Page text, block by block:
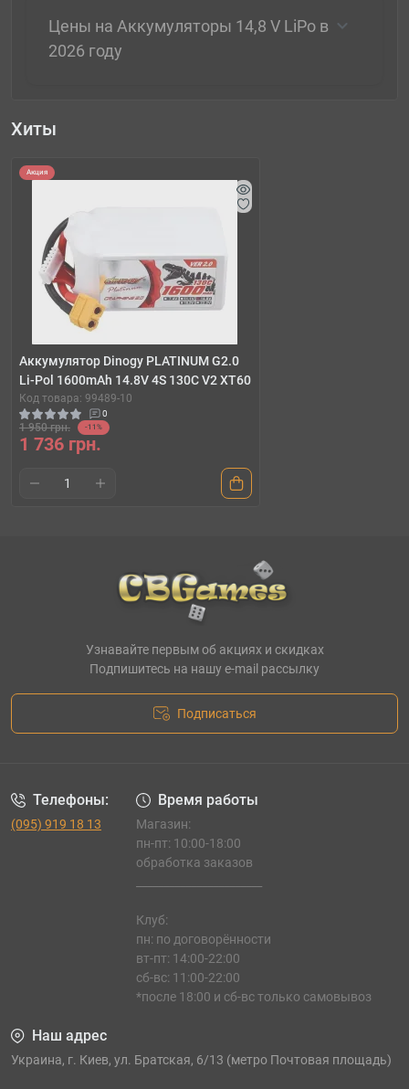
Цены на Аккумуляторы 14,8 V LiPo в
2026 году
Хиты
Акция
Аккумулятор Dinogy PLATINUM G2.0
Li-Pol 1600mAh 14.8V 4S 130C V2 XT60
Код товара: 99489-10
0
1 950 грн. -11%
1 736 грн.
Узнавайте первым об акциях и скидках
Подпишитесь на нашу e-mail рассылку
Подписаться
Телефоны:
(095) 919 18 13
Время работы
Магазин:
пн-пт: 10:00-18:00
обработка заказов
Клуб:
пн: по договорённости
вт-пт: 14:00-22:00
сб-вс: 11:00-22:00
*после 18:00 и сб-вс только самовывоз
Наш адрес
Украина, г. Киев, ул. Братская, 6/13 (метро Почтовая площадь)